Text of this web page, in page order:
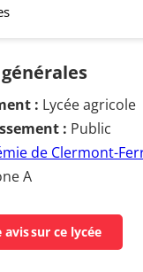
: Lycée agricole
: Public
de Clermont-
A
avissur ce lycée